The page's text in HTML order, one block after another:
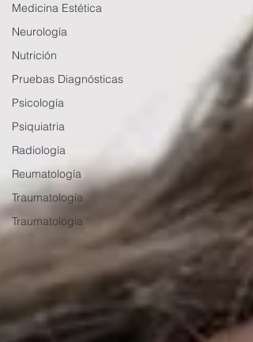
Medicina Estética
Neurología
Nutrición
Pruebas Diagnósticas
Psicología
Psiquiatria
Radiología
Reumatología
Traumatología
Traumatologia